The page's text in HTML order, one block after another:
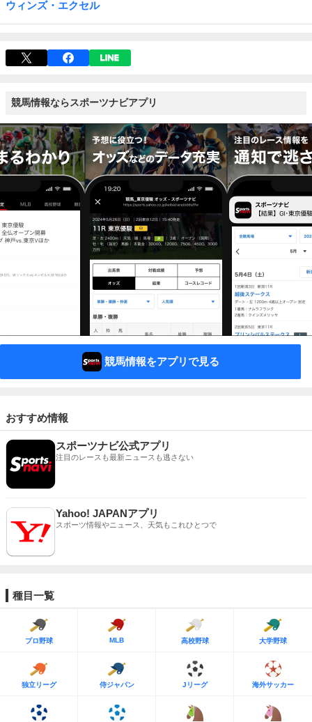
ウィンズ・エクセル
競馬情報ならスポーツナビアプリ
競馬情報をアプリで見る
おすすめ情報
スポーツナビ公式アプリ
注目のレースも最新ニュースも逃さない
Yahoo! JAPANアプリ
スポーツ情報やニュース、天気もこれひとつで
種目一覧
プロ野球 MLB 高校野球 大学野球
独立リーグ 侍ジャパン Jリーグ 海外サッカー